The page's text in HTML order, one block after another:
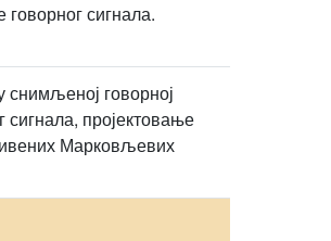
сигнала.
снимљеној говорној
сигнала, пројектовање
Марковљевих